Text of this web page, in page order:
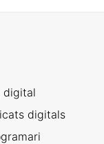
digital
digitals